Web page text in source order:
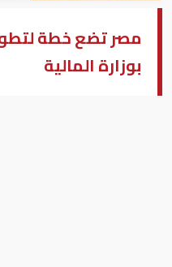
مصر تضع خطة
بوزارة المالية